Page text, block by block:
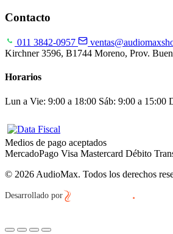
Contacto
011 3842-0957
Kirchner 3596, B1744 Moreno, Prov.
Horarios
Lun a Vie: 9:00 a 18:00 Sáb: 9:00 a 15:00
Medios de pago aceptados
MercadoPago Visa Mastercard Débito
© 2026 AudioMax. Todos los derechos
Desarrollado por